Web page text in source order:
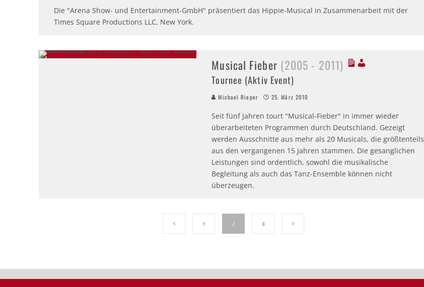
Die "Arena Show- und Entertainment-GmbH" präsentiert das Hippie-Musical in Zusammenarbeit mit der
Times Square Productions LLC, New York.
Musical Fieber (2005 - 2011)
Tournee (Aktiv Event)
Michael Rieper 25. März 2010
Seit fünf Jahren tourt "Musical-Fieber" in immer wieder
überarbeiteten Programmen durch Deutschland. Gezeigt
werden Ausschnitte aus mehr als 20 Musicals, die größtenteils
aus den vergangenen 15 Jahren stammen. Die gesanglichen
Leistungen sind ordentlich, sowohl die musikalische
Begleitung als auch das Tanz-Ensemble können nicht
überzeugen.
1 2 3